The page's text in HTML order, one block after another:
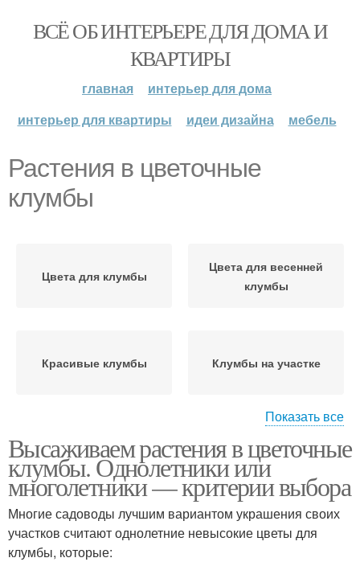
ВСЁ ОБ ИНТЕРЬЕРЕ ДЛЯ ДОМА И
КВАРТИРЫ
главная
интерьер для дома
интерьер для квартиры
идеи дизайна мебель
Растения в цветочные
клумбы
Цвета для клумбы
Цвета для весенней
клумбы
Красивые клумбы Клумбы на участке
Цвета на клумбу
Показать все
Высаживаем растения в цветочные
клумбы. Однолетники или
многолетники — критерии выбора
Многие садоводы лучшим вариантом украшения своих
участков считают однолетние невысокие цветы для
клумбы, которые: